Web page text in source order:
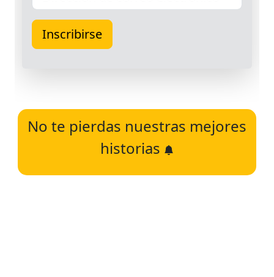
No te pierdas nuestras mejores
historias